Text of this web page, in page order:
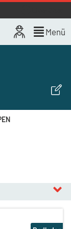
Menü